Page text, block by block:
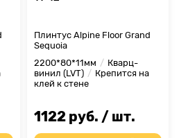
Плинтус Alpine Floor Grand
Sequoia
2200*80*11мм
Кварц-
винил (LVT)
Крепится на
клей к стене
1122 руб. / шт.